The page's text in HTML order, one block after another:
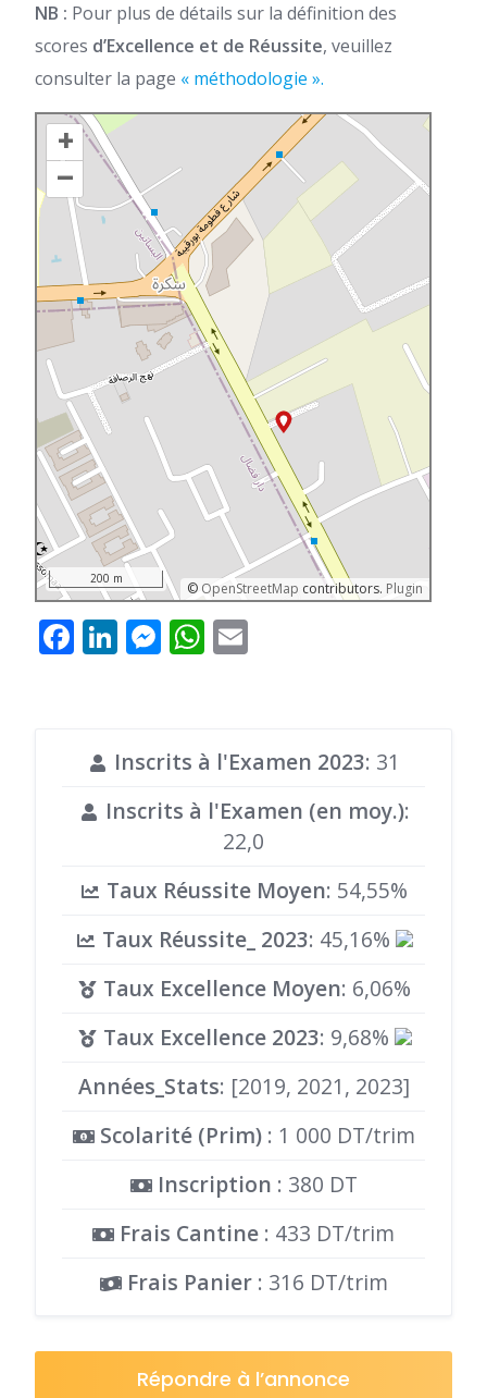
NB : Pour plus de détails sur la définition des
scores d’Excellence et de Réussite, veuillez
consulter la page « méthodologie ».
+
–
© OpenStreetMap contributors. Plugin
200 m
Facebook
LinkedIn
Messenger
WhatsApp
Inscrits à l'Examen 2023: 31
Inscrits à l'Examen (en moy.):
22,0
Taux Réussite Moyen: 54,55%
Taux Réussite_ 2023: 45,16%
Taux Excellence Moyen: 6,06%
Taux Excellence 2023: 9,68%
Années_Stats: [2019, 2021, 2023]
Scolarité (Prim): 1 000 DT/trim
Inscription : 380 DT
Frais Cantine : 433 DT/trim
Frais Panier: 316 DT/trim
Répondre à l’annonce